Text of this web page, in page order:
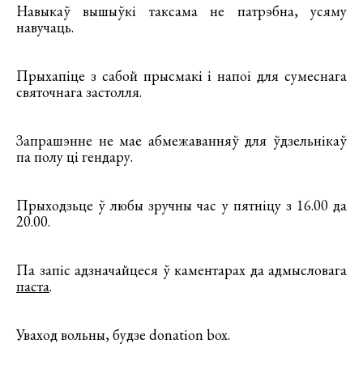
Навыкаў вышыўкі таксама не патрэбна, усяму
навучаць.
Прыхапіце з сабой прысмакі і напоі для сумеснага
святочнага застолля.
Запрашэнне не мае абмежаванняў для ўдзельнікаў
па полу ці гендару.
Прыходзьце ў любы зручны час у пятніцу з 16.00 да
20.00.
Па запіс адзначайцеся ў каментарах да адмысловага
паста.
Уваход вольны, будзе donation box.